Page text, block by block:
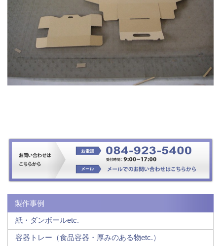
製作事例
紙・ダンボールetc.
容器トレー（食品容器・厚みのある物etc.）